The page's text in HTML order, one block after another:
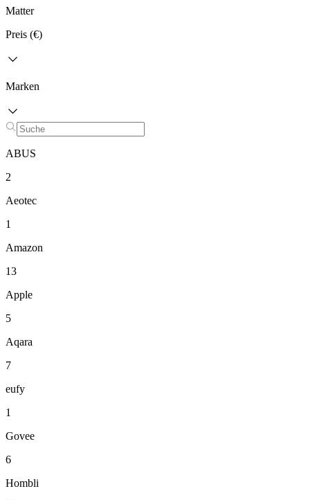
Matter
Preis (€)
Marken
ABUS
2
Aeotec
1
Amazon
13
Apple
5
Aqara
7
eufy
1
Govee
6
Hombli